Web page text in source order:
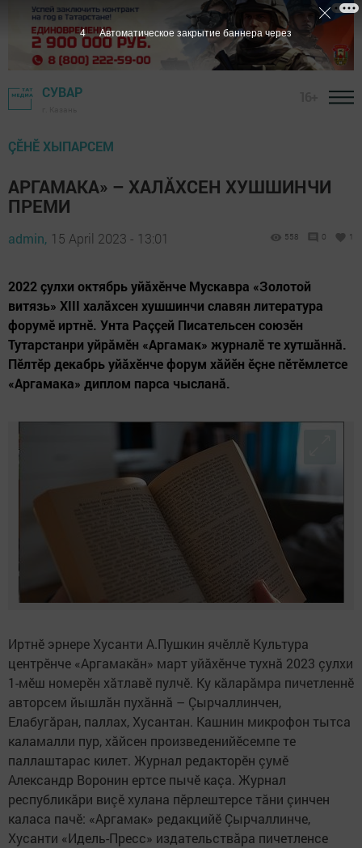
СУВАР
ÇӖНӖ ХЫПАРСЕМ
АРГАМАКА» – ХАЛĂХСЕН ХУШШИНЧИ
ПРЕМИ
admin, 15 April 2023 - 13:01 558 0 1
2022 çулхи октябрь уйăхӗнче Мускавра «Золотой
витязь» XIII халăхсен хушшинчи славян литература
форумӗ иртнӗ. Унта Раççей Писательсен союзӗн
Тутарстанри уйрăмӗн «Аргамак» журналӗ те хутшăннă.
Пӗлтӗр декабрь уйăхӗнче форум хăйӗн ӗçне пӗтӗмлетсе
«Аргамака» диплом парса чысланă.
Иртнӗ эрнере Хусанти А.Пушкин ячӗллӗ Культура
центрӗнче «Аргамакăн» март уйăхӗнче тухнă 2023 çулхи
1-мӗш номерӗн хăтлавӗ пулчӗ. Ку кăларăмра пичетленнӗ
авторсем йышлăн пухăннă – Çырчаллинчен,
Елабугăран, паллах, Хусантан. Кашнин микрофон тытса
каламалли пур, хăйсен произведенийӗсемпе те
паллаштарас килет. Журнал редакторӗн çумӗ
Александр Воронин ертсе пычӗ каçа. Журнал
республикăри виçӗ хулана пӗрлештерсе тăни çинчен
каласа пачӗ: «Аргамак» редакцийӗ Çырчаллинче,
Хусанти «Идель-Пресс» издательствăра пичетленсе
3 Автоматическое закрытие баннера через